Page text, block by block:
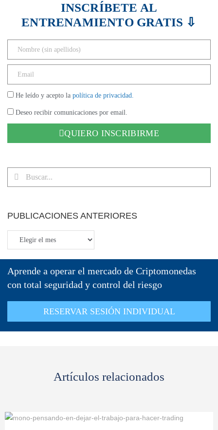
INSCRÍBETE AL
ENTRENAMIENTO GRATIS ⇩
He leído y acepto la política de privacidad.
Deseo recibir comunicaciones por email.
QUIERO INSCRIBIRME
PUBLICACIONES ANTERIORES
Aprende a operar el mercado de Criptomonedas
con total seguridad y control del riesgo
RESERVAR SESIÓN INDIVIDUAL
Artículos relacionados